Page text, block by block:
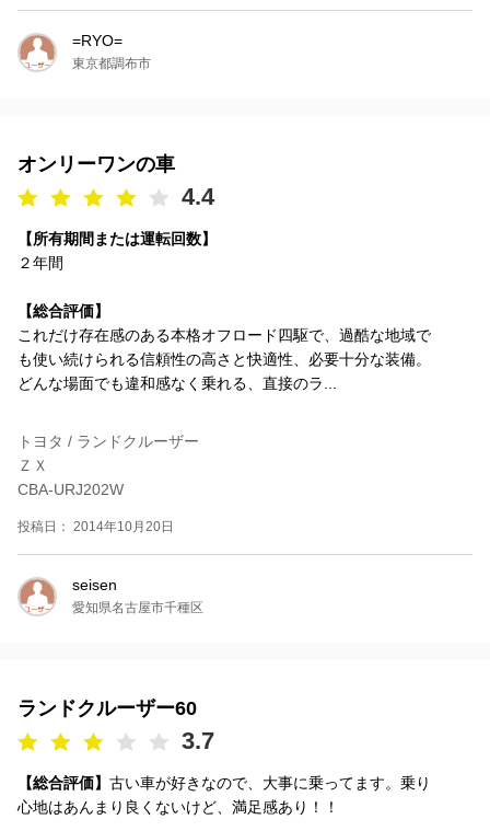
=RYO=
東京都調布市
オンリーワンの車
4.4
【所有期間または運転回数】
２年間
【総合評価】
これだけ存在感のある本格オフロード四駆で、過酷な地域で
も使い続けられる信頼性の高さと快適性、必要十分な装備。
どんな場面でも違和感なく乗れる、直接のラ...
トヨタ / ランドクルーザー
ＺＸ
CBA-URJ202W
投稿日： 2014年10月20日
seisen
愛知県名古屋市千種区
ランドクルーザー60
3.7
【総合評価】 古い車が好きなので、大事に乗ってます。乗り
心地はあんまり良くないけど、満足感あり！！